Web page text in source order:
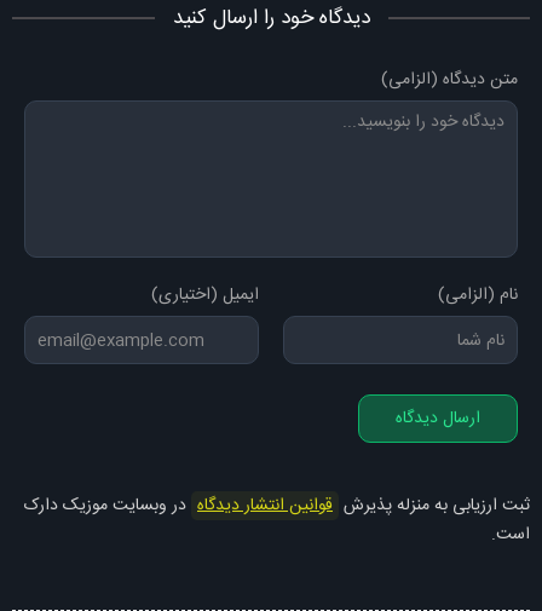
دیدگاه خود را ارسال کنید
متن دیدگاه (الزامی)
نام (الزامی) ایمیل (اختیاری)
ارسال دیدگاه
ثبت ارزیابی به منزله پذیرش قوانین انتشار دیدگاه در وبسایت موزیک دارک
است.